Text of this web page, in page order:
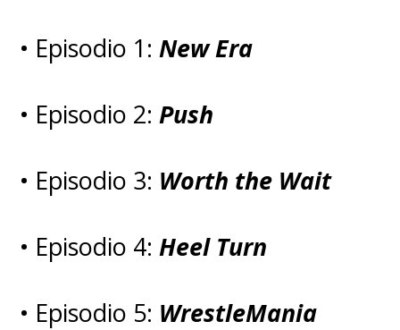
• Episodio 1:New Era
• Episodio 2:Push
• Episodio 3: Worth the Wait
• Episodio 4:Heel Turn
• Episodio 5: WrestleMania